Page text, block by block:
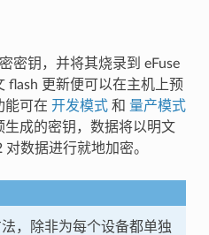
密钥，并将其烧录到 eFuse
flash 更新便可以在主机上预
能可在 开发模式和 量产模式
成的密钥，数据将以明文
数据进行就地加密。
，除非为每个设备都单独